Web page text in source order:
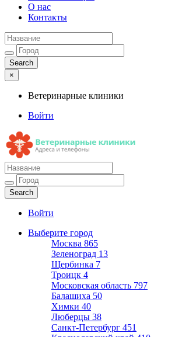
О нас
Контакты
×
Ветеринарные клиники
Войти
Ветеринарные клиники
Адреса и телефоны
Войти
Выберите город
Москва 865
Зеленоград 13
Щербинка 7
Троицк 4
Московская область 797
Балашиха 50
Химки 40
Люберцы 38
Санкт-Петербург 451